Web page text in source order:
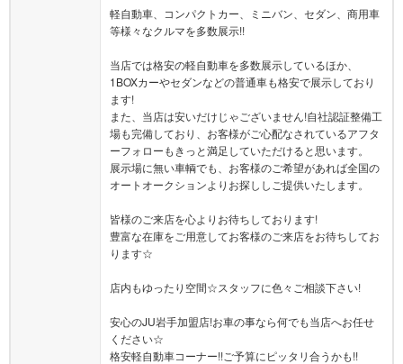
軽自動車、コンパクトカー、ミニバン、セダン、商用車
等様々なクルマを多数展示!!
当店では格安の軽自動車を多数展示しているほか、
1BOXカーやセダンなどの普通車も格安で展示しており
ます!
また、当店は安いだけじゃございません!自社認証整備工
場も完備しており、お客様がご心配なされているアフタ
ーフォローもきっと満足していただけると思います。
展示場に無い車輌でも、お客様のご希望があれば全国の
オートオークションよりお探ししご提供いたします。
皆様のご来店を心よりお待ちしております!
豊富な在庫をご用意してお客様のご来店をお待ちしてお
ります☆
店内もゆったり空間☆スタッフに色々ご相談下さい!
安心のJU岩手加盟店!お車の事なら何でも当店へお任せ
ください☆
格安軽自動車コーナー!!ご予算にピッタリ合うかも!!